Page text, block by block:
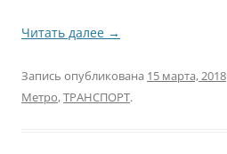
Читать далее →
Запись опубликована 15 марта, 2018
Метро,ТРАНСПОРТ.